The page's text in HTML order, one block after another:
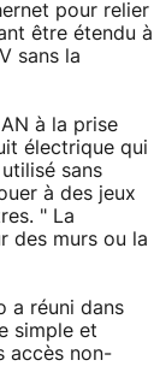
pour relier
être étendu à
sans la
à la prise
électrique qui
sans
à des jeux
" La
des murs ou la
a réuni dans
simple et
accès non-